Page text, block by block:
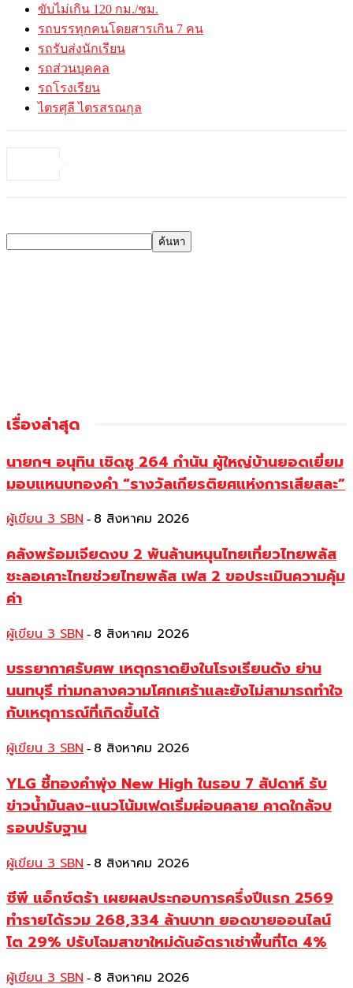
ขับไม่เกิน 120 กม./ชม.
รถบรรทุกคนโดยสารเกิน 7 คน
รถรับส่งนักเรียน
รถส่วนบุคคล
รถโรงเรียน
ไตรศุลี ไตรสรณกุล
เรื่องล่าสุด
นายกฯ อนุทิน เชิดชู 264 กำนัน ผู้ใหญ่บ้านยอดเยี่ยม
มอบแหนบทองคำ “รางวัลเกียรติยศแห่งการเสียสละ”
ผู้เขียน 3 SBN - 8 สิงหาคม 2026
คลังพร้อมเจียดงบ 2 พันล้านหนุนไทยเที่ยวไทยพลัส
ชะลอเคาะไทยช่วยไทยพลัส เฟส 2 ขอประเมินความคุ้ม
ค่า
ผู้เขียน 3 SBN - 8 สิงหาคม 2026
บรรยากาศรับศพ เหตุกราดยิงในโรงเรียนดัง ย่าน
นนทบุรี ท่ามกลางความโศกเศร้าและยังไม่สามารถทำใจ
กับเหตุการณ์ที่เกิดขึ้นได้
ผู้เขียน 3 SBN - 8 สิงหาคม 2026
YLG ชี้ทองคำพุ่ง New High ในรอบ 7 สัปดาห์ รับ
ข่าวน้ำมันลง-แนวโน้มเฟดเริ่มผ่อนคลาย คาดใกล้จบ
รอบปรับฐาน
ผู้เขียน 3 SBN - 8 สิงหาคม 2026
ซีพี แอ็กซ์ตร้า เผยผลประกอบการครึ่งปีแรก 2569
ทำรายได้รวม 268,334 ล้านบาท ยอดขายออนไลน์
โต 29% ปรับโฉมสาขาใหม่ดันอัตราเช่าพื้นที่โต 4%
ผู้เขียน 3 SBN - 8 สิงหาคม 2026